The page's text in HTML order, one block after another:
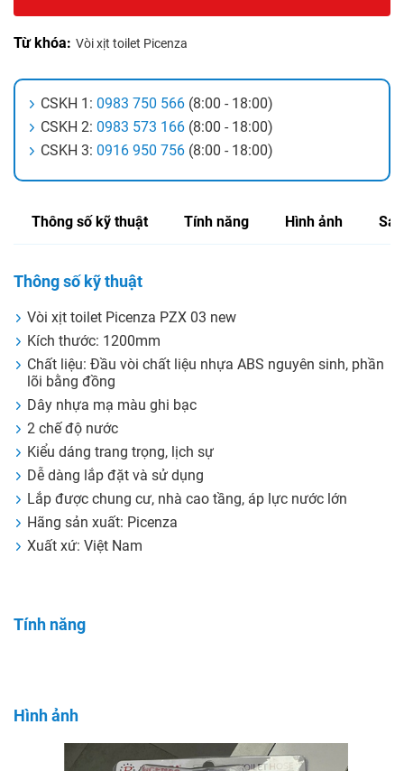
Từ khóa: Vòi xịt toilet Picenza
CSKH 1: 0983 750 566 (8:00 - 18:00)
CSKH 2: 0983 573 166 (8:00 - 18:00)
CSKH 3: 0916 950 756 (8:00 - 18:00)
Thông số kỹ thuật Tính năng Hình ảnh
Thông số kỹ thuật
Vòi xịt toilet Picenza PZX 03 new
Kích thước: 1200mm
Chất liệu: Đầu vòi chất liệu nhựa ABS nguyên sinh, phần
lõi bằng đồng
Dây nhựa mạ màu ghi bạc
2 chế độ nước
Kiểu dáng trang trọng, lịch sự
Dễ dàng lắp đặt và sử dụng
Lắp được chung cư, nhà cao tầng, áp lực nước lớn
Hãng sản xuất: Picenza
Xuất xứ: Việt Nam
Tính năng
Hình ảnh